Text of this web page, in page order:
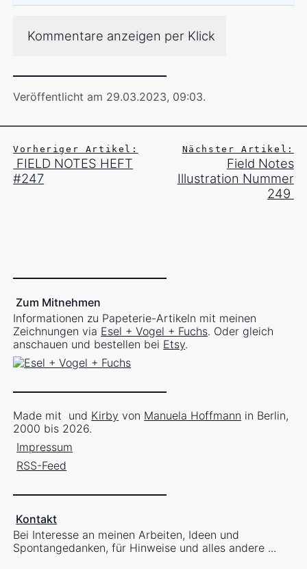
Kommentare anzeigen per Klick
Veröffentlicht am 29.03.2023, 09:03.
Vorheriger Artikel:
FIELD NOTES HEFT
#247
Nächster Artikel:
Field Notes
Illustration Nummer
249
Zum Mitnehmen
Informationen zu Papeterie-Artikeln mit meinen
Zeichnungen via Esel + Vogel + Fuchs. Oder gleich
anschauen und bestellen bei Etsy.
Made mit und Kirby von Manuela Hoffmann in Berlin,
2000 bis 2026.
Impressum
RSS-Feed
Kontakt
Bei Interesse an meinen Arbeiten, Ideen und
Spontangedanken, für Hinweise und alles andere ...